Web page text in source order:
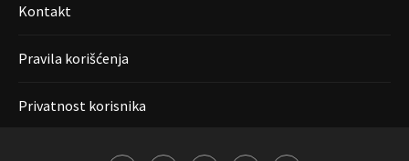
Kontakt
Pravila korišćenja
Privatnost korisnika